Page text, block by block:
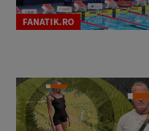
FANATIK.RO